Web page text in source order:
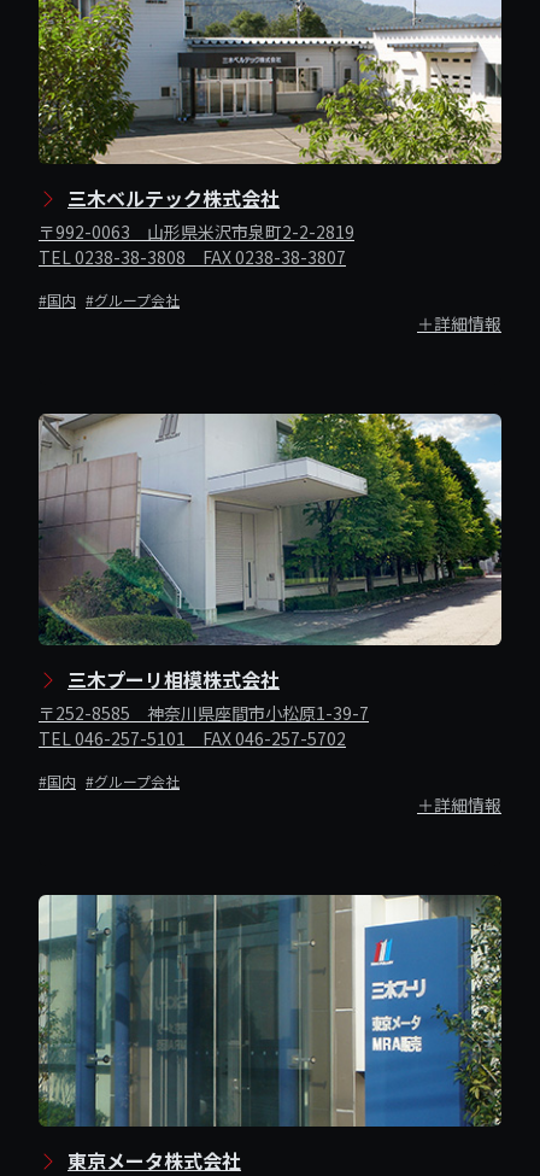
三木ベルテック株式会社
〒992-0063 山形県米沢市泉町2-2-2819
TEL 0238-38-3808 FAX 0238-38-3807
#国内 #グループ会社
＋詳細情報
三木プーリ相模株式会社
〒252-8585 神奈川県座間市小松原1-39-7
TEL 046-257-5101 FAX 046-257-5702
#国内 #グループ会社
＋詳細情報
東京メータ株式会社